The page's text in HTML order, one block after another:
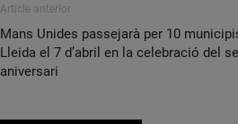
Article anterior
Mans Unides passejarà per 10
Lleida el 7 d’abril en la celebració del
aniversari